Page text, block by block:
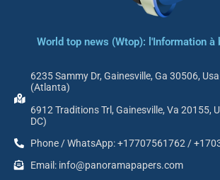
World top news (Wtop): l'Information à
6235 Sammy Dr, Gainesville, Ga 30506, Usa
(Atlanta)
6912 Traditions Trl, Gainesville, Va 20155,
DC)
Phone / WhatsApp: +17707561762 /
Email: info@panoramapapers.com